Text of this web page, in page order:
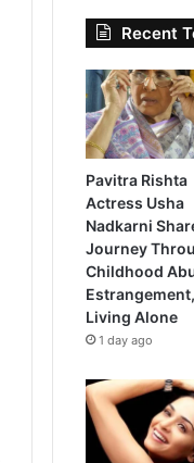
Recent
Pavitra Rishta
Actress Usha
Nadkarni
Journey
Childhood
Living Alone
1 day ago